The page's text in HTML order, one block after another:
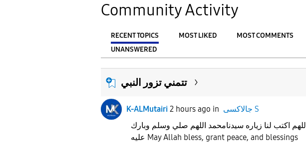
Community Activity
RECENT TOPICS MOST LIKED MOST COMMENTS
UNANSWERED
From To
تتمني تزور النبي
K-ALMutairi 2 hours ago in
جالاكسى S
اللهم اكتب لنا زياره سيدنامحمد اللهم صلي وسلم وبارك
عليه May Allah bless, grant peace, and blessings